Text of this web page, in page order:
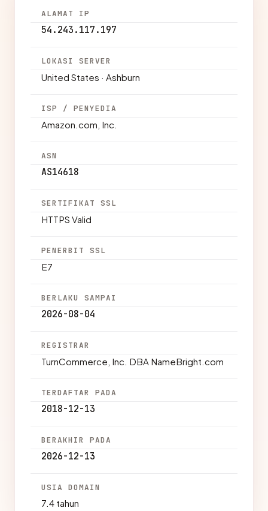
ALAMAT IP
54.243.117.197
LOKASI SERVER
United States · Ashburn
ISP / PENYEDIA
Amazon.com, Inc.
ASN
AS14618
SERTIFIKAT SSL
HTTPS Valid
PENERBIT SSL
E7
BERLAKU SAMPAI
2026-08-04
REGISTRAR
TurnCommerce, Inc. DBA NameBright.com
TERDAFTAR PADA
2018-12-13
BERAKHIR PADA
2026-12-13
USIA DOMAIN
7.4 tahun